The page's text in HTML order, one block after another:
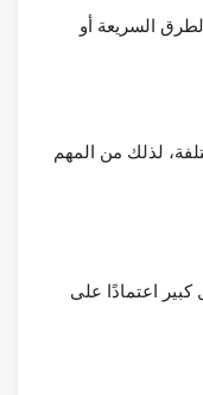
السريعة أو
لذلك من المهم
اعتمادًا على